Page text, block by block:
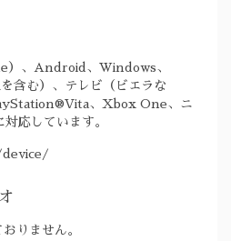
）、Android、Windows、
む）、テレビ（ビエラな
、Xbox One、ニ
応しています。
りません。